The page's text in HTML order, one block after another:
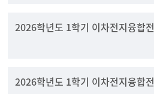
2026학년도 1학기 이차전지융합
2026학년도 1학기 이차전지융합